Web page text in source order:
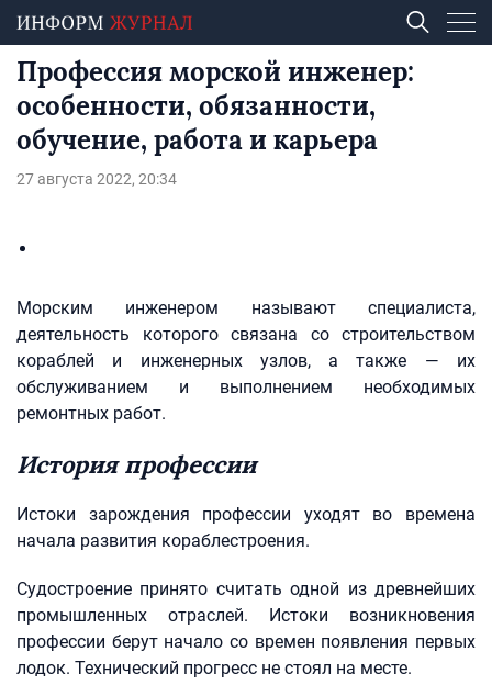
Профессия морской инженер:
особенности, обязанности,
обучение, работа и карьера
27 августа 2022, 20:34
Морским инженером называют специалиста,
деятельность которого связана со строительством
кораблей и инженерных узлов, а также — их
обслуживанием и выполнением необходимых
ремонтных работ.
История профессии
Истоки зарождения профессии уходят во времена
начала развития кораблестроения.
Судостроение принято считать одной из древнейших
промышленных отраслей. Истоки возникновения
профессии берут начало со времен появления первых
лодок. Технический прогресс не стоял на месте.